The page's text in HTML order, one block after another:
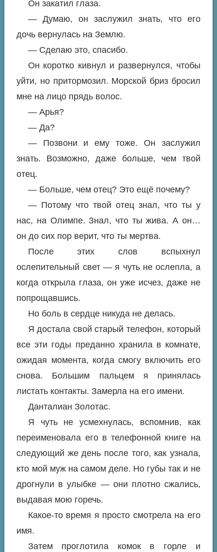
Он закатил глаза.
— Думаю, он заслужил знать, что его
дочь вернулась на Землю.
— Сделаю это, спасибо.
Он коротко кивнул и развернулся, чтобы
уйти, но притормозил. Морской бриз бросил
мне на лицо прядь волос.
— Арья?
— Да?
— Позвони и ему тоже. Он заслужил
знать. Возможно, даже больше, чем твой
отец.
— Больше, чем отец? Это ещё почему?
— Потому что твой отец знал, что ты у
нас, на Олимпе. Знал, что ты жива. А он…
он до сих пор верит, что ты мертва.
После этих слов вспыхнул
ослепительный свет — я чуть не ослепла, а
когда открыла глаза, он уже исчез, даже не
попрощавшись.
Но боль в сердце никуда не делась.
Я достала свой старый телефон, который
все эти годы преданно хранила в комнате,
ожидая момента, когда смогу включить его
снова. Большим пальцем я принялась
листать контакты. Замерла на его имени.
Данталиан Золотас.
Я чуть не усмехнулась, вспомнив, как
переименовала его в телефонной книге на
следующий же день после того, как узнала,
кто мой муж на самом деле. Но губы так и не
дрогнули в улыбке — они плотно сжались,
выдавая мою горечь.
Какое-то время я просто смотрела на его
имя.
Затем проглотила комок в горле и